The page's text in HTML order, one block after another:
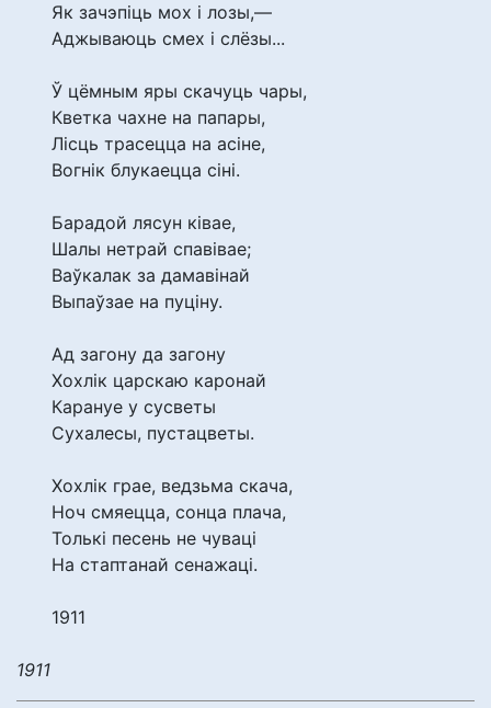
Як зачэпіць мох і лозы,—
Аджываюць смех і слёзы...
Ў цёмным яры скачуць чары,
Кветка чахне на папары,
Лісць трасецца на асіне,
Вогнік блукаецца сіні.
Барадой лясун ківае,
Шалы нетрай спавівае;
Ваўкалак за дамавінай
Выпаўзае на пуціну.
Ад загону да загону
Хохлік царскаю каронай
Карануе у сусветы
Сухалесы, пустацветы.
Хохлік грае, ведзьма скача,
Ноч смяецца, сонца плача,
Толькі песень не чуваці
На стаптанай сенажаці.
1911
1911